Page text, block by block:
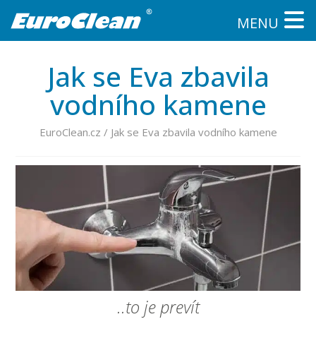
MENU
Jak se Eva zbavila
vodního kamene
EuroClean.cz / Jak se Eva zbavila vodního kamene
..to je prevít